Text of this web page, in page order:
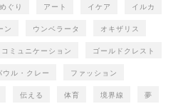
めぐり アート イケア イルカ
ン ウンベラータ オキザリス
コミュニケーション ゴールドクレスト
ウル・クレー ファッション
伝える 体育 境界線 夢